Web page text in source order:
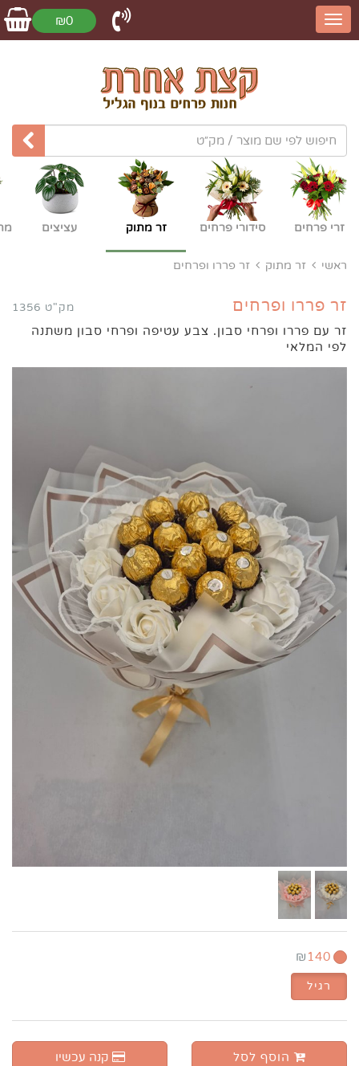
₪0
זרי פרחים סידורי פרחים זר מתוק עציצים
ראשי זר מתוק זר פררו ופרחים
זר פררו ופרחים מק"ט 1356
זר עם פררו ופרחי סבון. צבע עטיפה ופרחי סבון משתנה
לפי המלאי
₪ 140
רגיל
הוסף לסל קנה עכשיו